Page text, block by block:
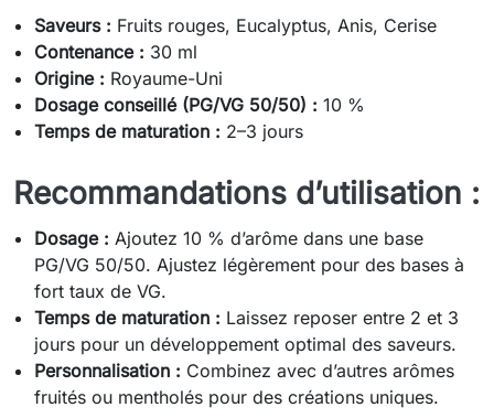
Saveurs : Fruits rouges, Eucalyptus, Anis, Cerise
Contenance : 30 ml
Origine : Royaume-Uni
Dosage conseillé (PG/VG 50/50) : 10 %
Temps de maturation : 2–3 jours
Recommandations d’utilisation :
Dosage : Ajoutez 10 % d’arôme dans une base
PG/VG 50/50. Ajustez légèrement pour des bases à
fort taux de VG.
Temps de maturation : Laissez reposer entre 2 et 3
jours pour un développement optimal des saveurs.
Personnalisation : Combinez avec d’autres arômes
fruités ou mentholés pour des créations uniques.